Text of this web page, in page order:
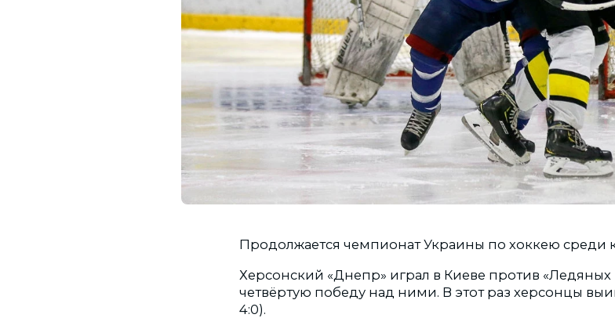
Продолжается чемпионат Украины по хоккею среди
Херсонский «Днепр» играл в Киеве против «Ледяных
четвёртую победу над ними. В этот раз херсонцы
4:0).